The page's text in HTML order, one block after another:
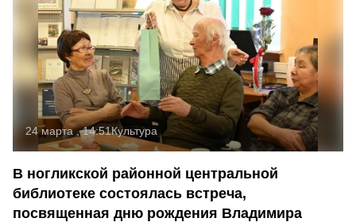
24 марта , 14:51Культура
В ногликской районной центральной
библиотеке состоялась встреча,
посвященная дню рождения Владимира